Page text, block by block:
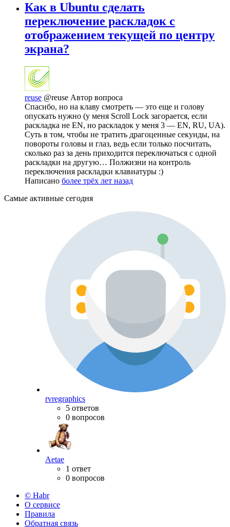
Как в Ubuntu сделать
переключение раскладок с
отображением текущей по центру
экрана?
reuse @reuse Автор вопроса
Спасибо, но на клаву смотреть — это еще и голову
опускать нужно (у меня Scroll Lock загорается, если
раскладка не EN, но раскладок у меня 3 — EN, RU, UA).
Суть в том, чтобы не тратить драгоценные секунды, на
повороты головы и глаз, ведь если только посчитать,
сколько раз за день приходится переключаться с одной
раскладки на другую… Полжизни на контроль
переключения раскладки клавиатуры :)
Написано более трёх лет назад
Самые активные сегодня
rvregraphics
5 ответов
0 вопросов
Aetae
1 ответ
0 вопросов
© Habr
О сервисе
Правила
Обратная связь